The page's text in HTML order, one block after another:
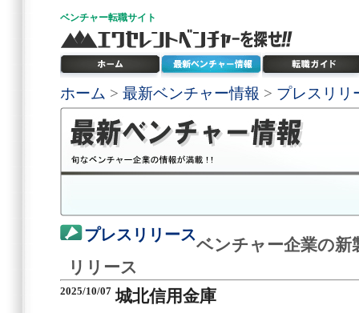
ベンチャー転職サイト
ホーム > 最新ベンチャー情報 > プレスリリ
プレスリリース
ベンチャー企業の新
リリース
2025/10/07 城北信用金庫